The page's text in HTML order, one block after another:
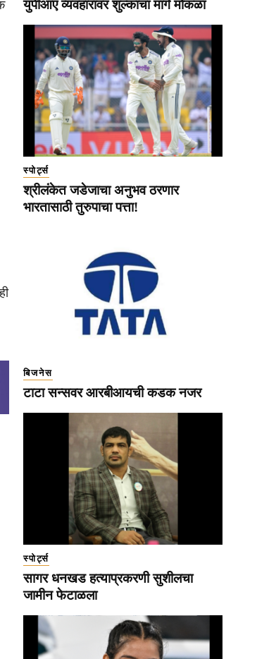
युपीआए व्यवहारांवर शुल्काचा मार्ग मोकळा
स्पोर्ट्स
श्रीलंकेत जडेजाचा अनुभव ठरणार
भारतासाठी तुरुपाचा पत्ता!
बिजनेस
टाटा सन्सवर आरबीआयची कडक नजर
स्पोर्ट्स
सागर धनखड हत्याप्रकरणी सुशीलचा
जामीन फेटाळला